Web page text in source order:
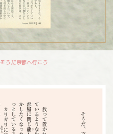
そうだ京都へ行こう